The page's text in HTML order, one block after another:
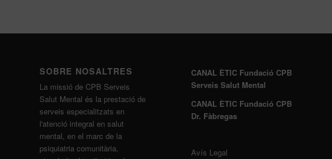
SOBRE NOSALTRES
La missió de CPB Serveis
Salut Mental és la prestació de
serveis especialitzats en
l'atenció integral en salut
mental, en el marc de la
psiquiatria comunitària,
CANAL ÈTIC Fundació CPB
Serveis Salut Mental
CANAL ÈTIC Fundació CPB
Dr. Fàbregas
Avís Legal